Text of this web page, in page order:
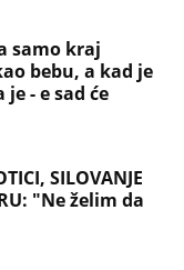
samo kraj
bebu, a kad je
- e sad će
SILOVANJE
"Ne želim da